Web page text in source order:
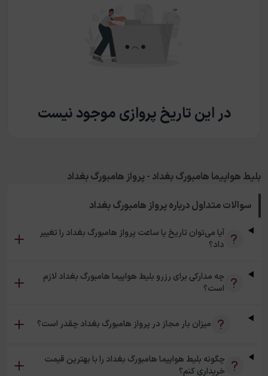
در این تاریخ پروازی موجود نیست
بلیط هواپیما هامبورگ بغداد - پرواز هامبورگ بغداد
سوالات متداول دربارهپرواز هامبورگ بغداد
آیا می‌توان تاریخ یا ساعت پرواز هامبورگ بغداد را تغییر
داد؟
چه مدارکی برای رزرو بلیط هواپیما هامبورگ بغداد لازم
است؟
میزان بار مجاز در پرواز هامبورگ بغداد چقدر است؟
چگونه بلیط هواپیما هامبورگ بغداد را با بهترین قیمت
خریداری کنم؟